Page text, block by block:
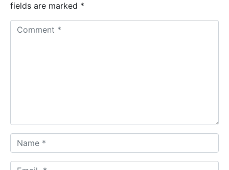
fields are marked *
a
m